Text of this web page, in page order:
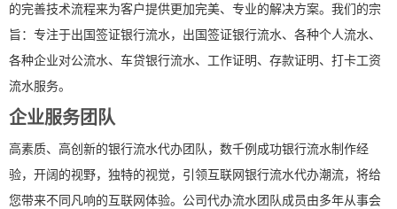
的完善技术流程来为客户提供更加完美、专业的解决方案。我们的宗
旨：专注于出国签证银行流水，出国签证银行流水、各种个人流水、
各种企业对公流水、车贷银行流水、工作证明、存款证明、打卡工资
流水服务。
企业服务团队
高素质、高创新的银行流水代办团队，数千例成功银行流水制作经
验，开阔的视野，独特的视觉，引领互联网银行流水代办潮流，将给
您带来不同凡响的互联网体验。公司代办流水团队成员由多年从事会